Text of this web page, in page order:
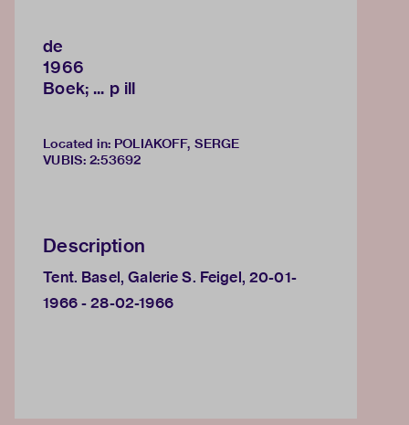
de
1966
Boek; ... p ill
Located in: POLIAKOFF, SERGE
VUBIS: 2:53692
Description
Tent. Basel, Galerie S. Feigel, 20-01-
1966 - 28-02-1966